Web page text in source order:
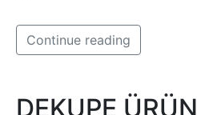
Continue reading
DEKUPE ÜRÜN